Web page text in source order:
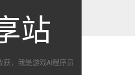
站
，我是游戏AI程序员